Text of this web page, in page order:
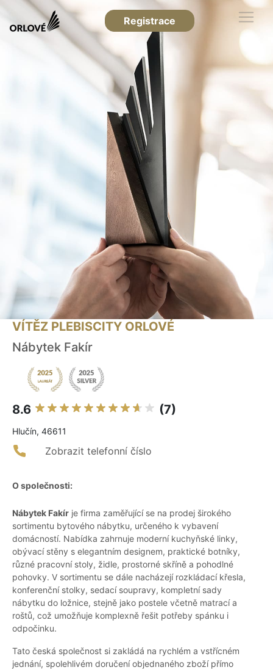
Registrace
VÍTĚZ PLEBISCITY ORLOVÉ
Nábytek Fakír
8.6 (7)
Hlučín, 46611
Zobrazit telefonní číslo
O společnosti:
Nábytek Fakír je firma zaměřující se na prodej širokého
sortimentu bytového nábytku, určeného k vybavení
domácností. Nabídka zahrnuje moderní kuchyňské linky,
obývací stěny s elegantním designem, praktické botníky,
různé pracovní stoly, židle, prostorné skříně a pohodlné
pohovky. V sortimentu se dále nacházejí rozkládací křesla,
konferenční stolky, sedací soupravy, kompletní sady
nábytku do ložnice, stejně jako postele včetně matrací a
roštů, což umožňuje komplexně řešit potřeby spánku i
odpočinku.
Tato česká společnost si zakládá na rychlém a vstřícném
jednání, spolehlivém doručení objednaného zboží přímo